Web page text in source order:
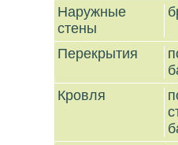
Наружные
стены
Перекрытия
Кровля